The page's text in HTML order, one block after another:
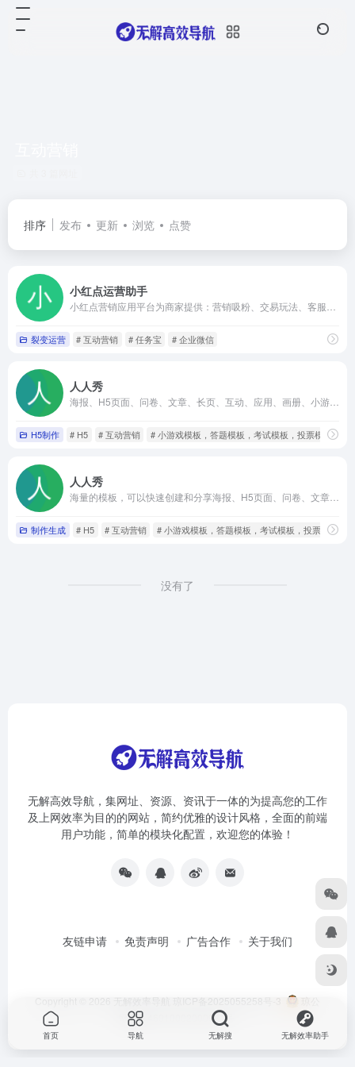
排序 发布 更新 浏览 点赞
小红点运营助手
裂变运营 # 互动营销 # 任务宝 # 企业微信
人人秀
H5制作 # H5 # 互动营销 # 小游戏模板，答题模板，考试模板，投票模板，抽
人人秀
制作生成 # H5 # 互动营销 # 小游戏模板，答题模板，考试模板，投票模板，
没有了
无解高效导航，集网址、资源、资讯于一体的为提高您的工作
及上网效率为目的的网站，简约优雅的设计风格，全面的前端
用户功能，简单的模块化配置，欢迎您的体验！
友链申请 免责声明 广告合作 关于我们
Copyright © 2026 无解效率导航 琼ICP备2025055258号-3
琼公
网安备46010002000981号
首页 导航 无解搜 无解效率助手